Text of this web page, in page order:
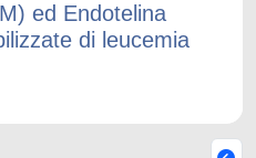
ed Endotelina
di leucemia